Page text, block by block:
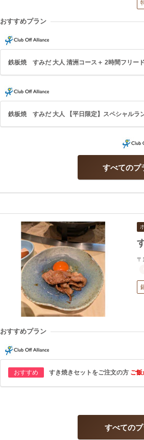
おすすめプラン
鉄板焼 すみだ 大人 清洲コース＋ 2時間フリー
鉄板焼 すみだ 大人 【平日限定】スペシャルラ
すべてのプ
〒
おすすめプラン
おすすめ すき焼きセットをご注文の方 ご
すべての